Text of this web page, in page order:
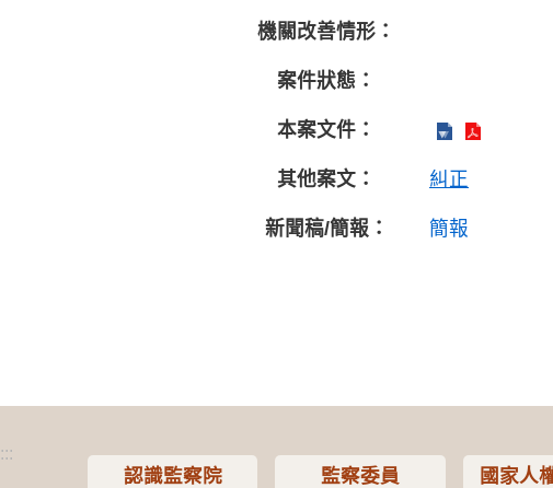
機關改善情形：
案件狀態：
本案文件：
其他案文： 糾正
新聞稿/簡報： 簡報
:::
認識監察院 監察委員 國家人